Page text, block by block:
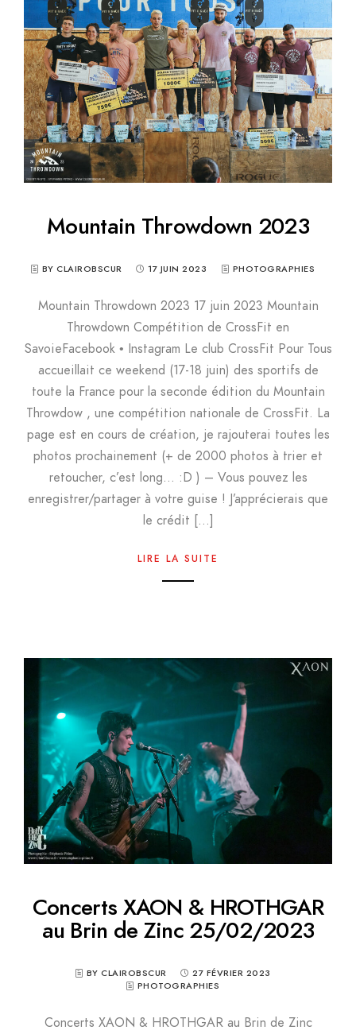
Mountain Throwdown 2023
BY CLAIROBSCUR 17 JUIN 2023 PHOTOGRAPHIES
Mountain Throwdown 2023 17 juin 2023 Mountain
Throwdown Compétition de CrossFit en
SavoieFacebook • Instagram Le club CrossFit Pour Tous
accueillait ce weekend (17-18 juin) des sportifs de
toute la France pour la seconde édition du Mountain
Throwdow , une compétition nationale de CrossFit. La
page est en cours de création, je rajouterai toutes les
photos prochainement (+ de 2000 photos à trier et
retoucher, c’est long… :D ) – Vous pouvez les
enregistrer/partager à votre guise ! J’apprécierais que
le crédit […]
LIRE LA SUITE
Concerts XAON & HROTHGAR
au Brin de Zinc 25/02/2023
BY CLAIROBSCUR
27 FÉVRIER 2023
PHOTOGRAPHIES
Concerts XAON & HROTHGAR au Brin de Zinc